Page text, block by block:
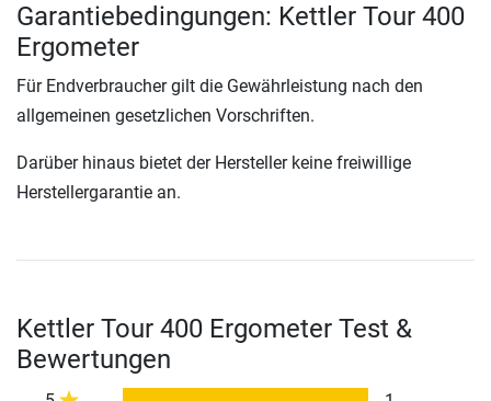
Garantiebedingungen: Kettler Tour 400
Ergometer
Für Endverbraucher gilt die Gewährleistung nach den
allgemeinen gesetzlichen Vorschriften.
Darüber hinaus bietet der Hersteller keine freiwillige
Herstellergarantie an.
Kettler Tour 400 Ergometer Test &
Bewertungen